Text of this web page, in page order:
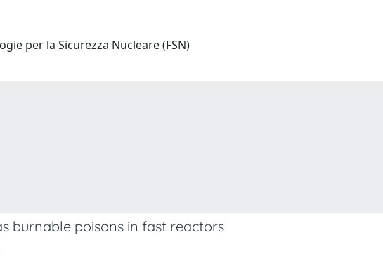
per la Sicurezza Nucleare (FSN)
burnable poisons in fast reactors